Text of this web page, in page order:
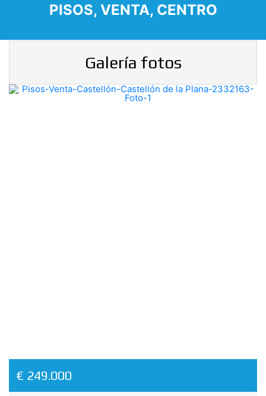
PISOS, VENTA, CENTRO
Galería fotos
€ 249.000